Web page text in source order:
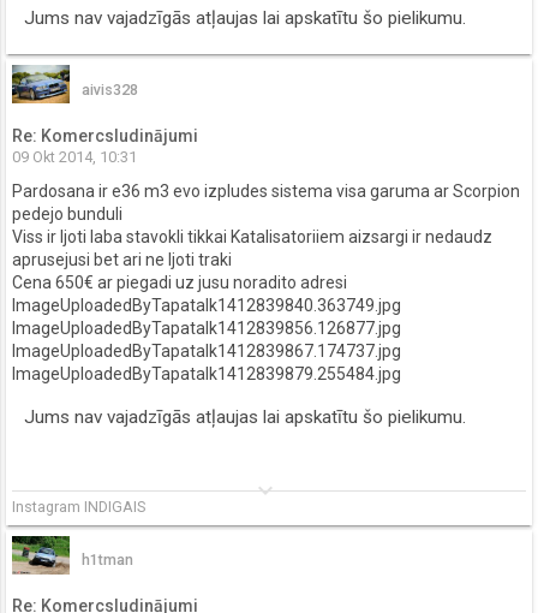
Jums nav vajadzīgās atļaujas lai apskatītu šo pielikumu.
aivis328
Re: Komercsludinājumi
09 Okt 2014, 10:31
Pardosana ir e36 m3 evo izpludes sistema visa garuma ar Scorpion
pedejo bunduli
Viss ir ljoti laba stavokli tikkai Katalisatoriiem aizsargi ir nedaudz
aprusejusi bet ari ne ljoti traki
Cena 650€ ar piegadi uz jusu noradito adresi
ImageUploadedByTapatalk1412839840.363749.jpg
ImageUploadedByTapatalk1412839856.126877.jpg
ImageUploadedByTapatalk1412839867.174737.jpg
ImageUploadedByTapatalk1412839879.255484.jpg
Jums nav vajadzīgās atļaujas lai apskatītu šo pielikumu.
keyboard_arrow_down
Instagram INDIGAIS
h1tman
Re: Komercsludinājumi